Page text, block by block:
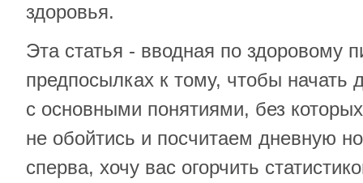
здоровья.
Эта статья - вводная по здоровому
предпосылках к тому, чтобы начать
с основными понятиями, без
не обойтись и посчитаем дневную
сперва, хочу вас огорчить